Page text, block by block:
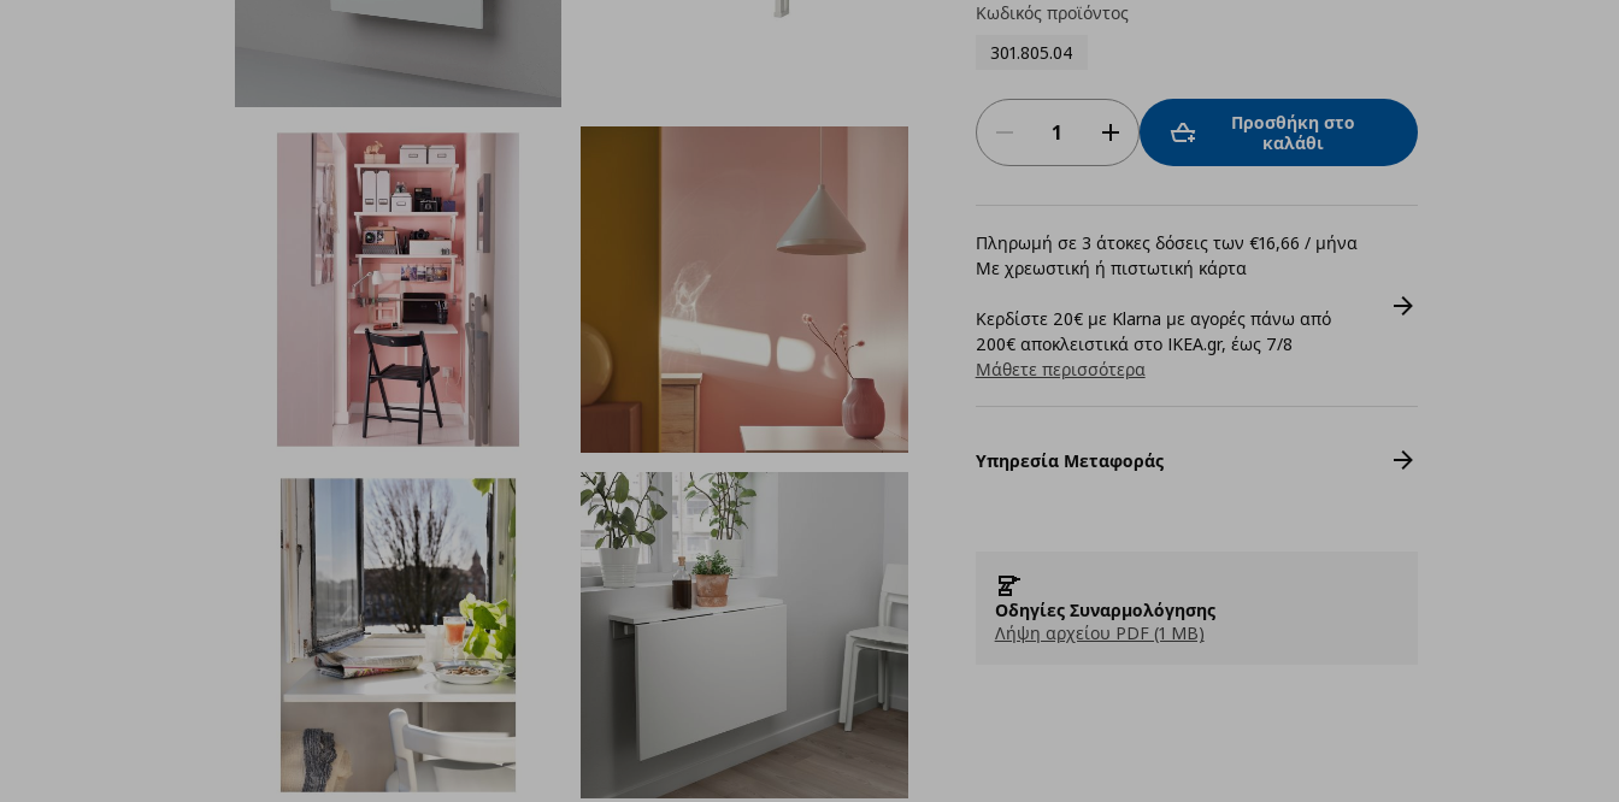
Κωδικός προϊόντος
301.805.04
Προσθήκη στο
καλάθι
Πληρωμή σε 3 άτοκες δόσεις των €16,66 / μήνα
Με χρεωστική ή πιστωτική κάρτα
Κερδίστε 20€ με Klarna με αγορές πάνω από
200€ αποκλειστικά στο IKEA.gr, έως 7/8
Μάθετε περισσότερα
Υπηρεσία Μεταφοράς
Οδηγίες Συναρμολόγησης
Λήψη αρχείου PDF (1 MB)